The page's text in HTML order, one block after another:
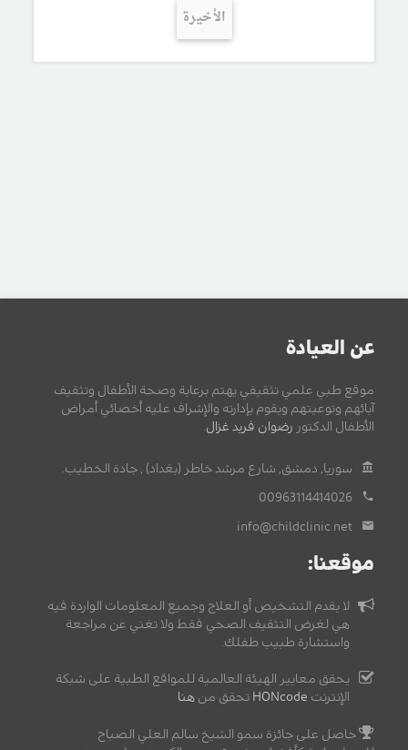
الأخيرة
عن العيادة
موقع طبي علمي تثقيفي يهتم برعاية وصحة الأطفال وتثقيف
آبائهم وتوعيتهم ويقوم بإدارته والإشراف عليه أخصائي أمراض
الأطفال الدكتور رضوان فريد غزال
سوريا, دمشق, شارع مرشد خاطر (بغداد) , جادة الخطيب.
00963114414026
info@childclinic.net
موقعنا:
لا يقدم التشخيص أو العلاج وجميع المعلومات الواردة فيه
هي لغرض التثقيف الصحي فقط ولا تغني عن مراجعة
واستشارة طبيب طفلك.
يحقق معايير الهيئة العالمية للمواقع الطبية على شبكة
الإنترنت HONcode تحقق من هنا
حاصل على جائزة سمو الشيخ سالم العلي الصباح